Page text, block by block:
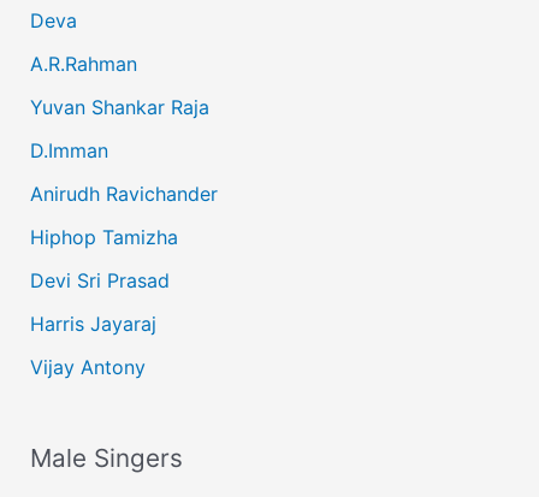
Deva
A.R.Rahman
Yuvan Shankar Raja
D.Imman
Anirudh Ravichander
Hiphop Tamizha
Devi Sri Prasad
Harris Jayaraj
Vijay Antony
Male Singers